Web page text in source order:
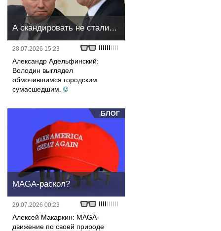
А скандировать не стали...
28.07.2026 15:23
Александр Адельфинский:
Володин выглядел
обмочившимся городским
сумасшедшим. ©
БЛОГ
MAGA-раскол?
29.07.2026 00:23
Алексей Макаркин: MAGA-
движение по своей природе